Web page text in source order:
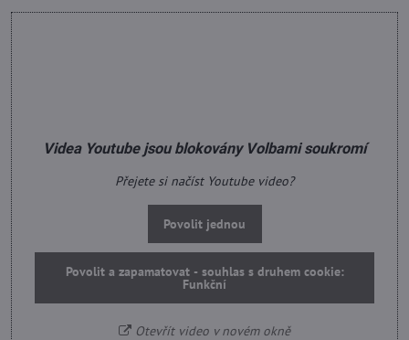
Videa Youtube jsou blokovány Volbami soukromí
Přejete si načíst Youtube video?
Povolit jednou
Povolit a zapamatovat - souhlas s druhem cookie:
Funkční
Otevřít video v novém okně